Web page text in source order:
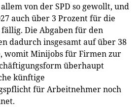
von der SPD so gewollt, und
auch über 3 Prozent für die
Die Abgaben für den
dadurch insgesamt auf über 38
womit Minijobs für Firmen zur
überhaupt
künftige
für Arbeitnehmer noch